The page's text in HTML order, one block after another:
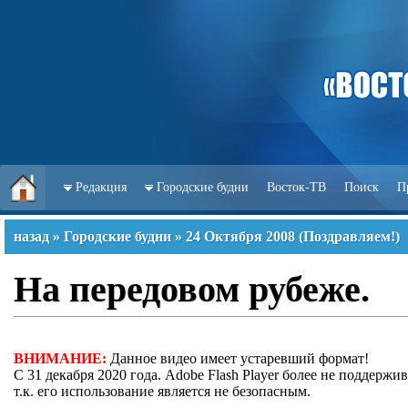
Редакция Городские будни Восток-ТВ Поиск
назад » Городские будни » 24 Октября 2008 (Поздравляем!)
На передовом рубеже.
ВНИМАНИЕ: Данное видео имеет устаревший формат!
С 31 декабря 2020 года. Adobe Flash Player более не
т.к. его использование является не безопасным.